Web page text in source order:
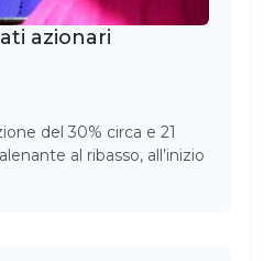
azionari
del 30% circa e 21
al ribasso, all’inizio